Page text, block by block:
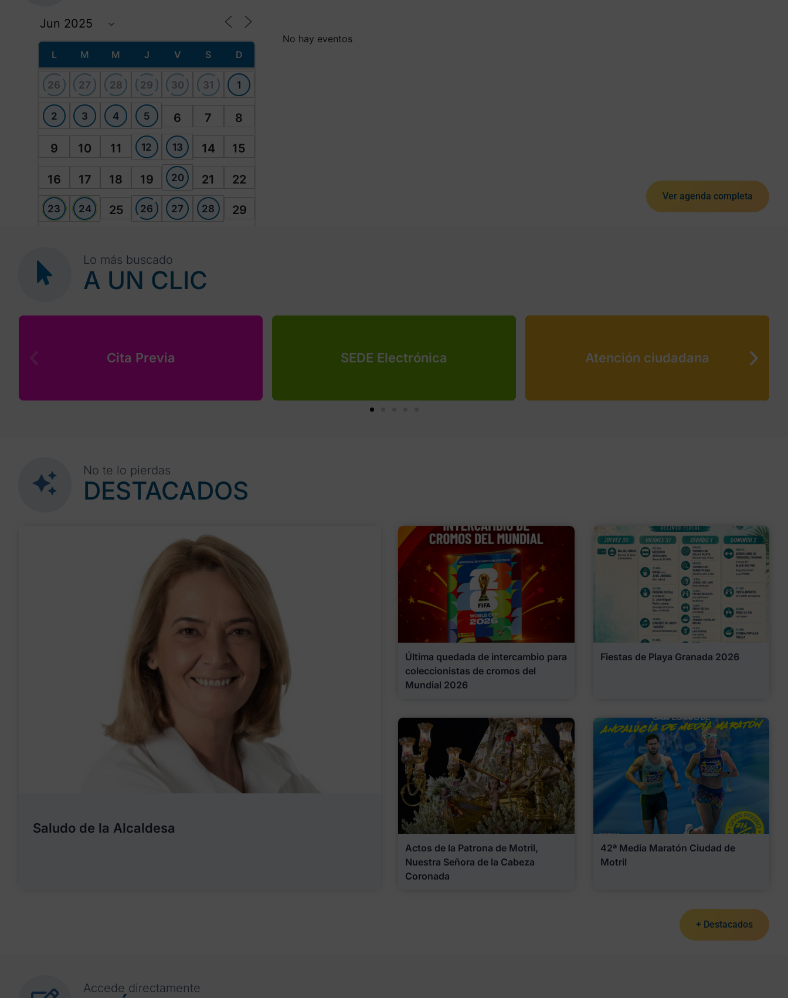
L M M J V S D
26 27 28 29 30 31 1
2 3 4 5 6 7 8
9 10 11 12 13 14 15
16 17 18 19 20 21 22
23 24 25 26 27 28 29
No hay eventos
Ver agenda completa
Lo más buscado
A UN CLIC
Cita Previa SEDE Electrónica Atención ciudadana
No te lo pierdas
DESTACADOS
Saludo de la Alcaldesa
Última quedada de intercambio para
coleccionistas de cromos del
Mundial 2026
Fiestas de Playa Granada 2026
Actos de la Patrona de Motril,
Nuestra Señora de la Cabeza
Coronada
42ª Media Maratón Ciudad de
Motril
+ Destacados
Accede directamente